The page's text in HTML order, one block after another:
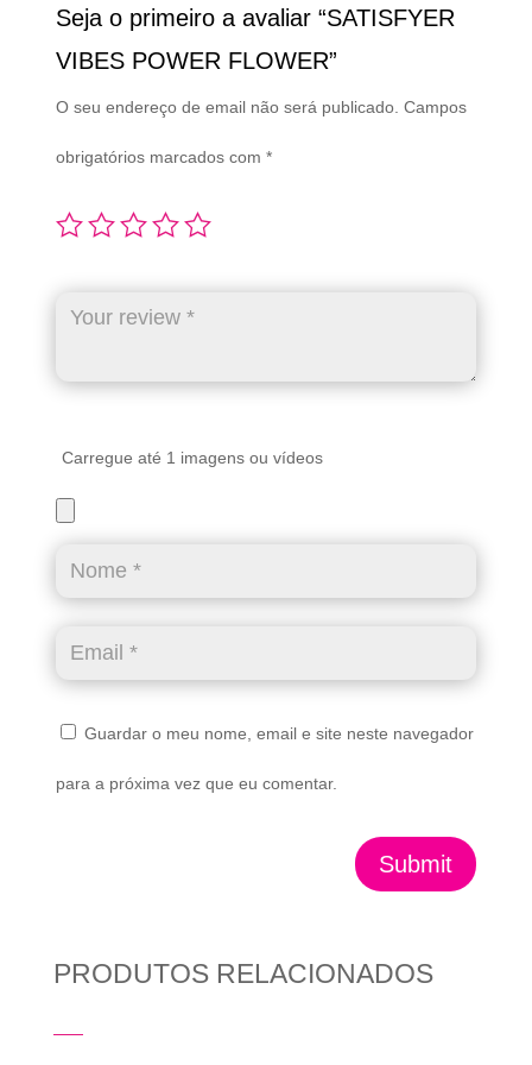
Seja o primeiro a avaliar “SATISFYER
VIBES POWER FLOWER”
O seu endereço de email não será publicado. Campos
obrigatórios marcados com *
Carregue até 1 imagens ou vídeos
Guardar o meu nome, email e site neste navegador
para a próxima vez que eu comentar.
Submit
PRODUTOS RELACIONADOS